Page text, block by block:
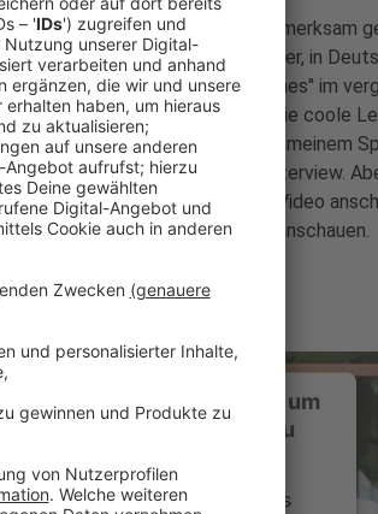
Jahren sehr viel auf sich aufmerksam
aufeinandergetroffen: Alvaro Soler, in
Ray Dalton, der mit "In My Bones" im
singen die beiden über "die coole
Soul-Vibes von Ray und mit meinem
ist", sagt Alvaro Soler im Interview.
wenn man sich Musik und Video
den Song hier anhören und anschauen.
Ihre Zustimmung, um
YouTube Video-Service zu
verwenden einen Service eines